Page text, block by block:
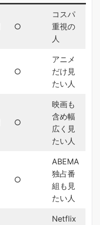
○
コスパ
重視の
人
○
アニメ
だけ見
たい人
○
映画も
含め幅
広く見
たい人
○
ABEMA
独占番
組も見
たい人
Netflix